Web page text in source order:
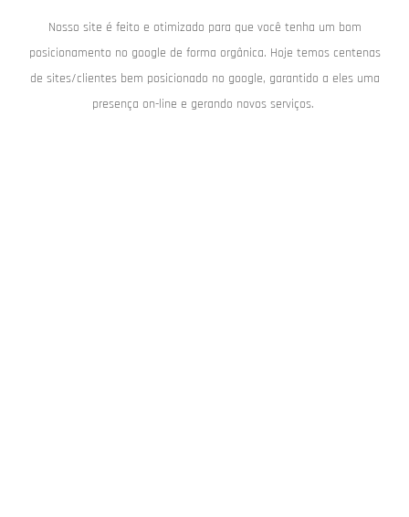
Nosso site é feito e otimizado para que você tenha um bom
posicionamento no google de forma orgânica. Hoje temos centenas
de sites/clientes bem posicionado no google, garantido a eles uma
presença on-line e gerando novos serviços.